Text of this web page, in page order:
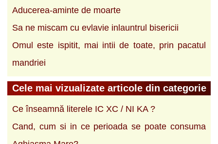
Aducerea-aminte de moarte
Sa ne mis­cam cu evlavie inlauntrul bisericii
Omul este ispitit, mai intii de toate, prin pacatul
mandriei
Cele mai vizualizate articole din categorie
Ce înseamnă literele IC XC / NI KA ?
Cand, cum si in ce perioada se poate consuma